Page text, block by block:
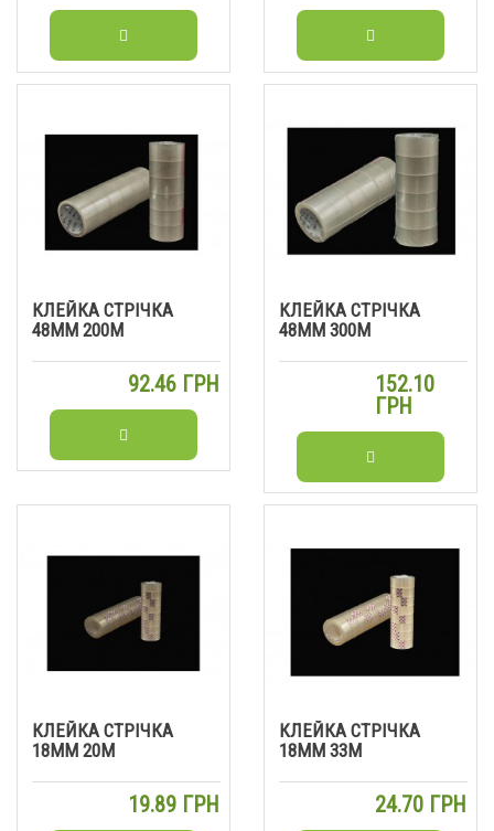
КЛЕЙКА СТРІЧКА
48ММ 200М
92.46 ГРН
КЛЕЙКА СТРІЧКА
48ММ 300М
152.10
ГРН
КЛЕЙКА СТРІЧКА
18ММ 20М
19.89 ГРН
КЛЕЙКА СТРІЧКА
18ММ 33М
24.70 ГРН